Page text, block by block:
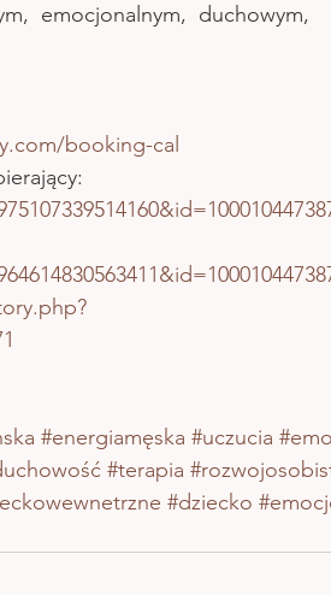
emocjonalnym,  duchowym,
booking-cal
#energiamęska #uczucia
#terapia
#dziecko